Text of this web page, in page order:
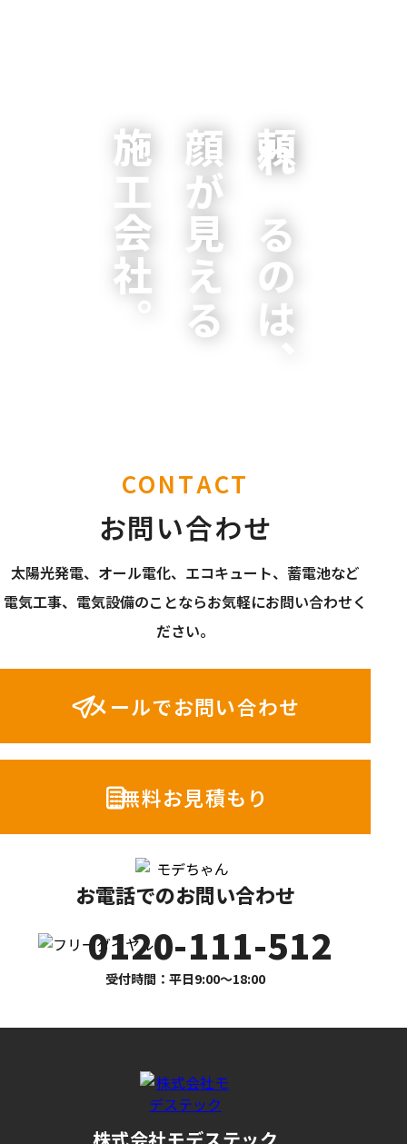
頼れるのは、
顔が見える
施工会社。
CONTACT
お問い合わせ
太陽光発電、オール電化、エコキュート、蓄電池など
電気工事、電気設備のことならお気軽にお問い合わせく
ださい。
メールでお問い合わせ
無料お見積もり
お電話でのお問い合わせ
0120-111-512
受付時間：平日9:00〜18:00
株式会社モデステック